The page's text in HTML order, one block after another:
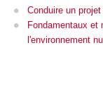
Conduire un
Fondamentaux et
l'environnement